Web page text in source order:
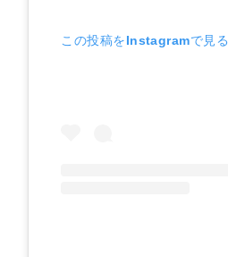
この投稿をInstagramで見る